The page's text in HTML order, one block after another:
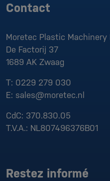
Contact
Moretec Plastic Machinery
De Factorij 37
1689 AK Zwaag
T: 0229 279 030
E: sales@moretec.nl
CdC: 370.830.05
T.V.A.: NL807496376B01
Restez informé